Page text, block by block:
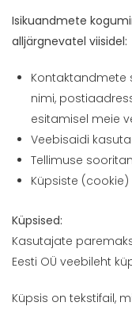
Isikuandmete
alljärgnevatel viisidel:
Kontaktandmete
nimi,
esitamisel meie
Veebisaidi
Tellimuse
Küpsiste
Küpsised:
Kasutajate
Eesti OÜ veebileht
Küpsis on tekstifail,